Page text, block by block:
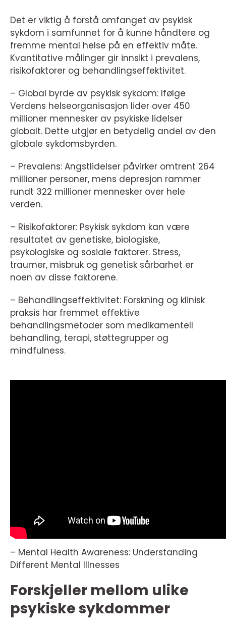
Det er viktig å forstå omfanget av psykisk
sykdom i samfunnet for å kunne håndtere og
fremme mental helse på en effektiv måte.
Kvantitative målinger gir innsikt i prevalens,
risikofaktorer og behandlingseffektivitet.
– Global byrde av psykisk sykdom: Ifølge
Verdens helseorganisasjon lider over 450
millioner mennesker av psykiske lidelser
globalt. Dette utgjør en betydelig andel av den
globale sykdomsbyrden.
– Prevalens: Angstlidelser påvirker omtrent 264
millioner personer, mens depresjon rammer
rundt 322 millioner mennesker over hele
verden.
– Risikofaktorer: Psykisk sykdom kan være
resultatet av genetiske, biologiske,
psykologiske og sosiale faktorer. Stress,
traumer, misbruk og genetisk sårbarhet er
noen av disse faktorene.
– Behandlingseffektivitet: Forskning og klinisk
praksis har fremmet effektive
behandlingsmetoder som medikamentell
behandling, terapi, støttegrupper og
mindfulness.
– Mental Health Awareness: Understanding
Different Mental Illnesses
Forskjeller mellom ulike
psykiske sykdommer